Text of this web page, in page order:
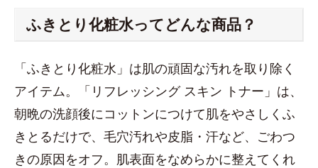
ふきとり化粧水ってどんな商品？
「ふきとり化粧水」は肌の頑固な汚れを取り除く
アイテム。「リフレッシング スキン トナー」は、
朝晩の洗顔後にコットンにつけて肌をやさしくふ
きとるだけで、毛穴汚れや皮脂・汗など、ごわつ
きの原因をオフ。肌表面をなめらかに整えてくれ